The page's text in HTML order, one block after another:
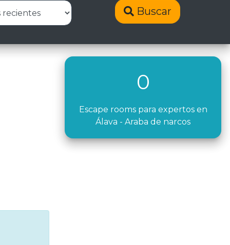
Buscar
0
Escape rooms para expertos en
Álava - Araba de narcos